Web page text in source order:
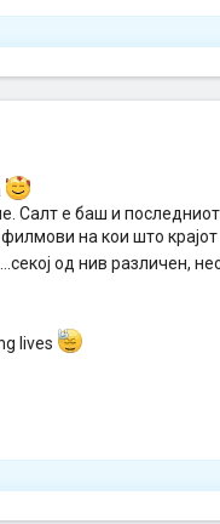
Салт е баш и
на кои што
од нив различен,
lives